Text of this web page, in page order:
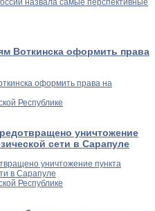
Воткинска оформить права
Республике
уничтожение
сети в Сарапуле
Республике